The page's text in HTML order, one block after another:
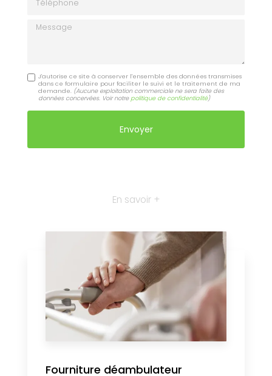
Message
J'autorise ce site à conserver l'ensemble des données transmises
dans ce formulaire pour faciliter le suivi et le traitement de ma
demande. (Aucune exploitation commerciale ne sera faite des
données concervées. Voir notre politique de confidentialité)
En savoir +
Fourniture déambulateur